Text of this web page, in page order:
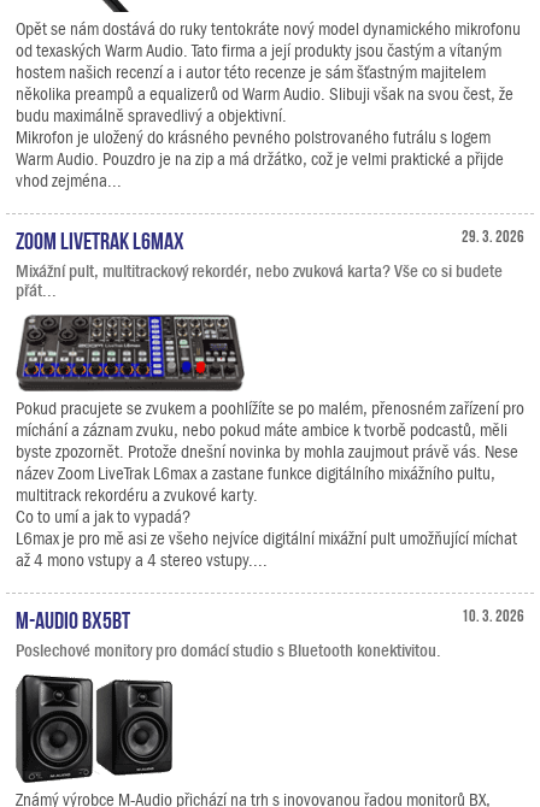
Opět se nám dostává do ruky tentokráte nový model dynamického mikrofonu
od texaských Warm Audio. Tato firma a její produkty jsou častým a vítaným
hostem našich recenzí a i autor této recenze je sám šťastným majitelem
několika preampů a equalizerů od Warm Audio. Slibuji však na svou čest, že
budu maximálně spravedlivý a objektivní.
Mikrofon je uložený do krásného pevného polstrovaného futrálu s logem
Warm Audio. Pouzdro je na zip a má držátko, což je velmi praktické a přijde
vhod zejména...
29. 3. 2026
Zoom LiveTrak L6max
Mixážní pult, multitrackový rekordér, nebo zvuková karta? Vše co si budete
přát...
Pokud pracujete se zvukem a poohlížíte se po malém, přenosném zařízení pro
míchání a záznam zvuku, nebo pokud máte ambice k tvorbě podcastů, měli
byste zpozornět. Protože dnešní novinka by mohla zaujmout právě vás. Nese
název Zoom LiveTrak L6max a zastane funkce digitálního mixážního pultu,
multitrack rekordéru a zvukové karty.
Co to umí a jak to vypadá?
L6max je pro mě asi ze všeho nejvíce digitální mixážní pult umožňující míchat
až 4 mono vstupy a 4 stereo vstupy....
10. 3. 2026
M-Audio BX5BT
Poslechové monitory pro domácí studio s Bluetooth konektivitou.
Známý výrobce M-Audio přichází na trh s inovovanou řadou monitorů BX,